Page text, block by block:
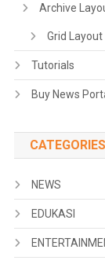
Archive
Grid Layout
Tutorials
Buy News
CATEGORIES
NEWS
EDUKASI